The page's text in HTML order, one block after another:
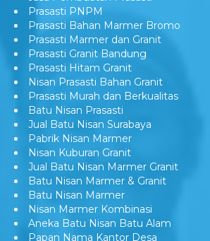
Prasasti PNPM
Prasasti Bahan Marmer Bromo
Prasasti Marmer dan Granit
Prasasti Granit Bandung
Prasasti Hitam Granit
Nisan Prasasti Bahan Granit
Prasasti Murah dan Berkualitas
Batu Nisan Prasasti
Jual Batu Nisan Surabaya
Pabrik Nisan Marmer
Nisan Kuburan Granit
Jual Batu Nisan Marmer Granit
Batu Nisan Marmer & Granit
Batu Nisan Marmer
Nisan Marmer Kombinasi
Aneka Batu Nisan Batu Alam
Papan Nama Kantor Desa